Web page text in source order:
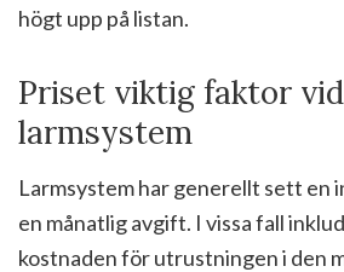
högt upp på listan.
Priset viktig faktor
larmsystem
Larmsystem har generellt sett en
en månatlig avgift. I vissa fall
kostnaden för utrustningen i den